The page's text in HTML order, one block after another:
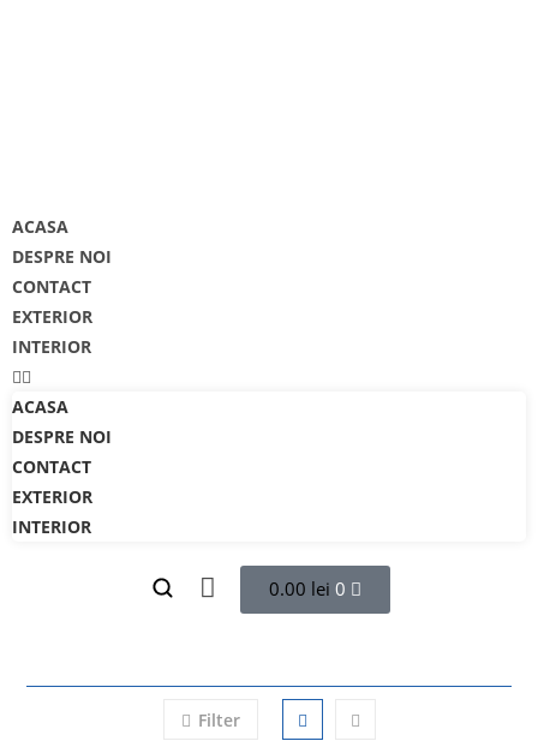
ACASA
DESPRE NOI
CONTACT
EXTERIOR
INTERIOR
ACASA
DESPRE NOI
CONTACT
EXTERIOR
INTERIOR
0.00 lei 0
Filter